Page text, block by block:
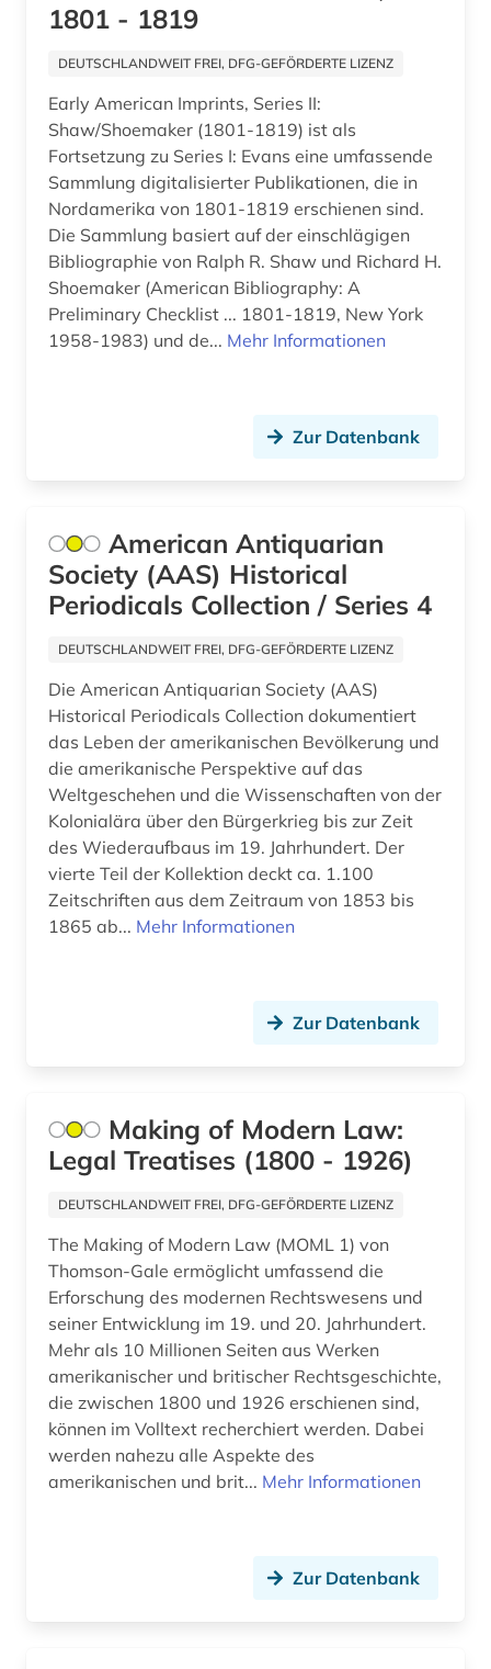
congress (3)
costa rica (1)
datenanalyse (1)
datenbank (1)
datenvisualisierung (1)
demoskopie (2)
design (1)
designer (2)
digitale rechte (1)
digitalisat (1)
diplomatie (1)
diplomatische beziehungen (1)
district of columbia (1)
dokument (1)
dokumentarfilm (1)
dominikanische republik (1)
drehbuch (1)
eames (2)
ecuador (1)
edwards (1)
ehe (1)
einwanderer (1)
elektronische bibliothek (1)
1801 - 1819
DEUTSCHLANDWEIT FREI, DFG-GEFÖRDERTE LIZENZ
Early American Imprints, Series II:
Shaw/Shoemaker (1801-1819) ist als
Fortsetzung zu Series I: Evans eine umfassende
Sammlung digitalisierter Publikationen, die in
Nordamerika von 1801-1819 erschienen sind.
Die Sammlung basiert auf der einschlägigen
Bibliographie von Ralph R. Shaw und Richard H.
Shoemaker (American Bibliography: A
Preliminary Checklist ... 1801-1819, New York
1958-1983) und de... Mehr Informationen
Zur Datenbank
American Antiquarian
Society (AAS) Historical
Periodicals Collection / Series 4
DEUTSCHLANDWEIT FREI, DFG-GEFÖRDERTE LIZENZ
Die American Antiquarian Society (AAS)
Historical Periodicals Collection dokumentiert
das Leben der amerikanischen Bevölkerung und
die amerikanische Perspektive auf das
Weltgeschehen und die Wissenschaften von der
Kolonialära über den Bürgerkrieg bis zur Zeit
des Wiederaufbaus im 19. Jahrhundert. Der
vierte Teil der Kollektion deckt ca. 1.100
Zeitschriften aus dem Zeitraum von 1853 bis
1865 ab... Mehr Informationen
Zur Datenbank
Making of Modern Law:
Legal Treatises (1800 - 1926)
DEUTSCHLANDWEIT FREI, DFG-GEFÖRDERTE LIZENZ
The Making of Modern Law (MOML 1) von
Thomson-Gale ermöglicht umfassend die
Erforschung des modernen Rechtswesens und
seiner Entwicklung im 19. und 20. Jahrhundert.
Mehr als 10 Millionen Seiten aus Werken
amerikanischer und britischer Rechtsgeschichte,
die zwischen 1800 und 1926 erschienen sind,
können im Volltext recherchiert werden. Dabei
werden nahezu alle Aspekte des
amerikanischen und brit... Mehr Informationen
Zur Datenbank